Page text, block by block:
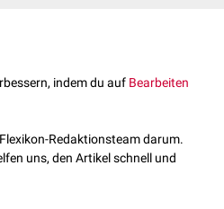
indem du auf Bearbeiten
Redaktionsteam darum.
uns, den Artikel schnell und